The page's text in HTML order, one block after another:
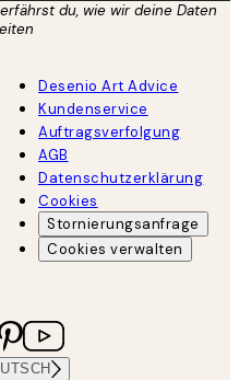
du, wie wir deine Daten
Desenio Art Advice
Kundenservice
Auftragsverfolgung
AGB
Datenschutzerklärung
Cookies
Stornierungsanfrage
Cookies verwalten